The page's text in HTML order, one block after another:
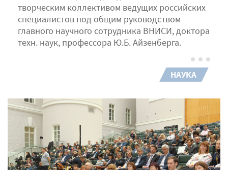
творческим коллективом ведущих российских
специалистов под общим руководством
главного научного сотрудника ВНИСИ, доктора
техн. наук, профессора Ю.Б. Айзенберга.
НАУКА